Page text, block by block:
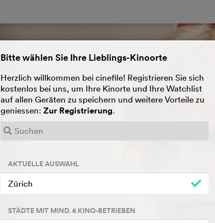
Bitte wählen Sie Ihre Lieblings-Kinoorte
Herzlich willkommen bei cinefile! Registrieren Sie sich
kostenlos bei uns, um Ihre Kinorte und Ihre Watchlist
auf allen Geräten zu speichern und weitere Vorteile zu
geniessen: Zur Registrierung.
AKTUELLE AUSWAHL
Zürich
STÄDTE MIT MIND. 6 KINO-BETRIEBEN